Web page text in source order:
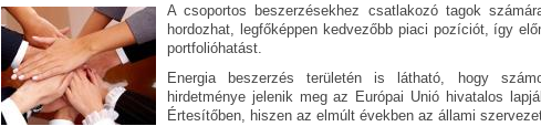
A csoportos beszerzésekhez csatlakozó tagok
hordozhat, legfőképpen kedvezőbb piaci pozíciót, így
portfolióhatást.
Energia beszerzés területén is látható, hogy
hirdetménye jelenik meg az Európai Unió hivatalos
Értesítőben, hiszen az elmúlt években az állami